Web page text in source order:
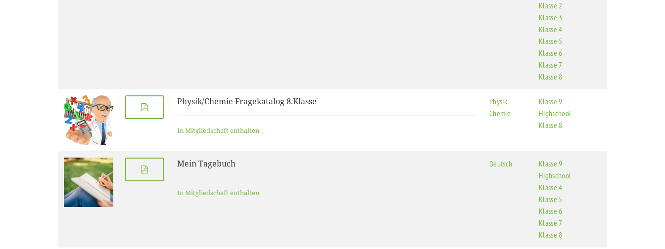
Klasse 2
Klasse 3
Klasse 4
Klasse 5
Klasse 6
Klasse 7
Klasse 8
Physik/Chemie Fragekatalog 8.Klasse
In Mitgliedschaft enthalten
Physik
Chemie
Klasse 9
Highschool
Klasse 8
Mein Tagebuch
In Mitgliedschaft enthalten
Deutsch
Klasse 9
Highschool
Klasse 4
Klasse 5
Klasse 6
Klasse 7
Klasse 8